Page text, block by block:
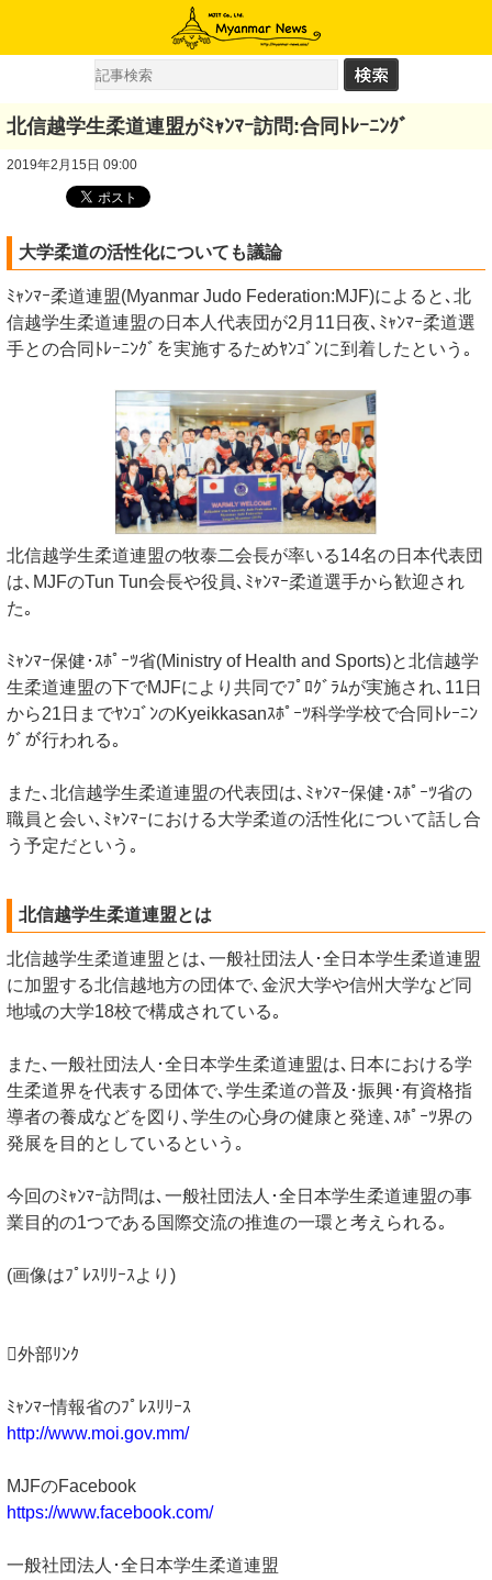
北信越学生柔道連盟がﾐｬﾝﾏｰ訪問:合同ﾄﾚｰﾆﾝｸﾞ
2019年2月15日 09:00
大学柔道の活性化についても議論
ﾐｬﾝﾏｰ柔道連盟(Myanmar Judo Federation:MJF)によると､北
信越学生柔道連盟の日本人代表団が2月11日夜､ﾐｬﾝﾏｰ柔道選
手との合同ﾄﾚｰﾆﾝｸﾞを実施するためﾔﾝｺﾞﾝに到着したという｡
北信越学生柔道連盟の牧泰二会長が率いる14名の日本代表団
は､MJFのTun Tun会長や役員､ﾐｬﾝﾏｰ柔道選手から歓迎され
た｡
ﾐｬﾝﾏｰ保健･ｽﾎﾟｰﾂ省(Ministry of Health and Sports)と北信越学
生柔道連盟の下でMJFにより共同でﾌﾟﾛｸﾞﾗﾑが実施され､11日
から21日までﾔﾝｺﾞﾝのKyeikkasanｽﾎﾟｰﾂ科学学校で合同ﾄﾚｰﾆﾝ
ｸﾞが行われる｡
また､北信越学生柔道連盟の代表団は､ﾐｬﾝﾏｰ保健･ｽﾎﾟｰﾂ省の
職員と会い､ﾐｬﾝﾏｰにおける大学柔道の活性化について話し合
う予定だという｡
北信越学生柔道連盟とは
北信越学生柔道連盟とは､一般社団法人･全日本学生柔道連盟
に加盟する北信越地方の団体で､金沢大学や信州大学など同
地域の大学18校で構成されている｡
また､一般社団法人･全日本学生柔道連盟は､日本における学
生柔道界を代表する団体で､学生柔道の普及･振興･有資格指
導者の養成などを図り､学生の心身の健康と発達､ｽﾎﾟｰﾂ界の
発展を目的としているという｡
今回のﾐｬﾝﾏｰ訪問は､一般社団法人･全日本学生柔道連盟の事
業目的の1つである国際交流の推進の一環と考えられる｡
(画像はﾌﾟﾚｽﾘﾘｰｽより)
外部ﾘﾝｸ
ﾐｬﾝﾏｰ情報省のﾌﾟﾚｽﾘﾘｰｽ
http://www.moi.gov.mm/
MJFのFacebook
https://www.facebook.com/
一般社団法人･全日本学生柔道連盟